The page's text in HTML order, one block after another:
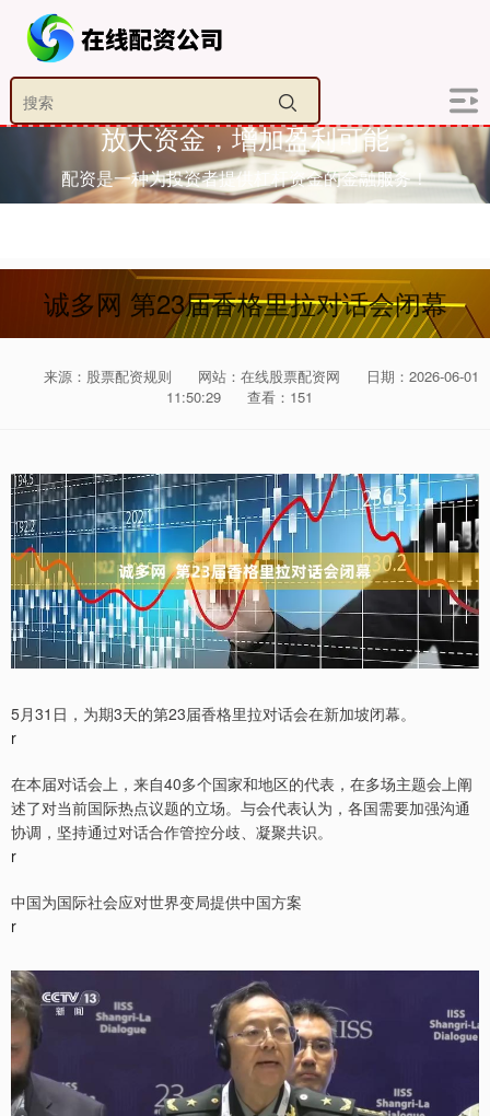
放大资金，增加盈利可能
配资是一种为投资者提供杠杆资金的金融服务！
诚多网 第23届香格里拉对话会闭幕
来源：股票配资规则 网站：在线股票配资网
日期：2026-06-01
11:50:29
查看：151
5月31日，为期3天的第23届香格里拉对话会在新加坡闭幕。
r
在本届对话会上，来自40多个国家和地区的代表，在多场主题会上阐
述了对当前国际热点议题的立场。与会代表认为，各国需要加强沟通
协调，坚持通过对话合作管控分歧、凝聚共识。
r
中国为国际社会应对世界变局提供中国方案
r